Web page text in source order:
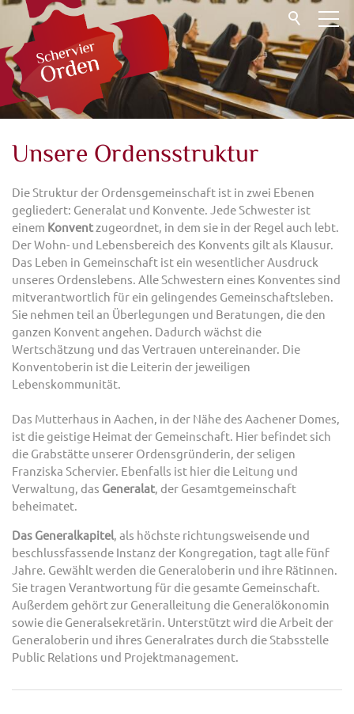
Start
Gemeinschaft
Orden
Ordensgründerin
Ordensstruktur
Gelübde
Erkennungszeichen
Spiritualität
Schwester werden
Weggemeinschaft
Familie
Helfen
Angebote
FR
Unsere Ordensstruktur
Die Struktur der Ordensgemeinschaft ist in zwei Ebenen
gegliedert: Generalat und Konvente. Jede Schwester ist
einem Konventzugeordnet, in dem sie in der Regel auch lebt.
Der Wohn- und Lebensbereich des Konvents gilt als Klausur.
Das Leben in Gemeinschaft ist ein wesentlicher Ausdruck
unseres Ordenslebens. Alle Schwestern eines Konventes sind
mitverantwortlich für ein gelingendes Gemeinschaftsleben.
Sie nehmen teil an Überlegungen und Beratungen, die den
ganzen Konvent angehen. Dadurch wächst die
Wertschätzung und das Vertrauen untereinander. Die
Konventoberin ist die Leiterin der jeweiligen
Lebenskommunität.
Das Mutterhaus in Aachen, in der Nähe des Aachener Domes,
ist die geistige Heimat der Gemeinschaft. Hier befindet sich
die Grabstätte unserer Ordensgründerin, der seligen
Franziska Schervier. Ebenfalls ist hier die Leitung und
Verwaltung, das Generalat , der Gesamtgemeinschaft
beheimatet.
Das Generalkapitel , als höchste richtungsweisende und
beschlussfassende Instanz der Kongregation, tagt alle fünf
Jahre. Gewählt werden die Generaloberin und ihre Rätinnen.
Sie tragen Verantwortung für die gesamte Gemeinschaft.
Außerdem gehört zur Generalleitung die Generalökonomin
sowie die Generalsekretärin. Unterstützt wird die Arbeit der
Generaloberin und ihres Generalrates durch die Stabsstelle
Public Relations und Projektmanagement.